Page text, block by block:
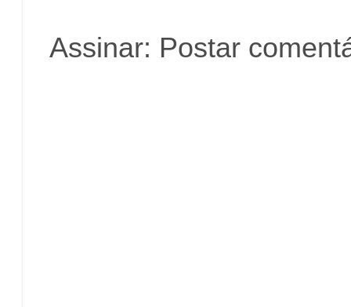
Assinar: Postar